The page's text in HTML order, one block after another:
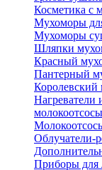
Косметика с
Мухоморы
Мухоморы
Шляпки
Красный
Пантерный
Королевский
Нагреватели
молокоотсосы
Облучатели-
Приборы для